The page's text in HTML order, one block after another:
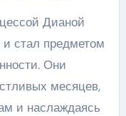
Дианой
стал предметом
Они
месяцев,
и наслаждаясь